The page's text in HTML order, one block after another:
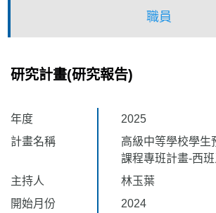
職員
研究計畫(研究報告)
年度
2025
計畫名稱
高級中等學校學生
課程專班計畫-西
主持人
林玉葉
開始月份
2024